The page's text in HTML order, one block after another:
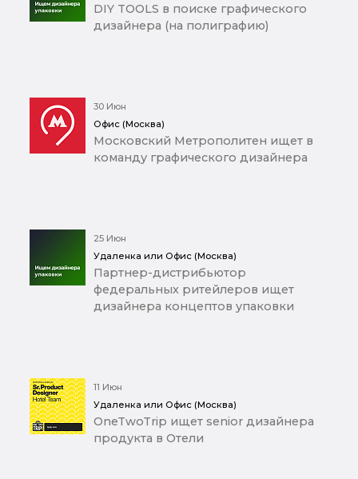
DIY TOOLS в поиске графического
дизайнера (на полиграфию)
30 Июн
Офис (Москва)
Московский Метрополитен ищет в
команду графического дизайнера
25 Июн
Удаленка или Офис (Москва)
Партнер-дистрибьютор
федеральных ритейлеров ищет
дизайнера концептов упаковки
11 Июн
Удаленка или Офис (Москва)
OneTwoTrip ищет senior дизайнера
продукта в Отели